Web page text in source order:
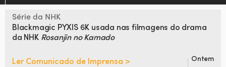
Série da NHK
Blackmagic PYXIS 6K usada nas filmagens do drama
da NHK Rosanjin no Kamado
Ler Comunicado de Imprensa > Ontem